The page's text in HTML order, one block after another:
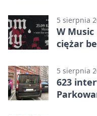
5 sierpnia
W
ciężar
5 sierpnia
623